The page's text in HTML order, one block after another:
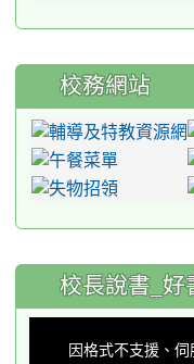
校務網站
:::
校長說書_好
因格式不支援、